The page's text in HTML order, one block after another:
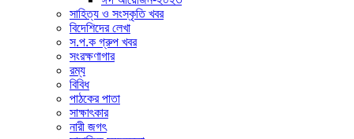
সাহিত্য ও সংস্কৃতি খবর
বিদেশিদের লেখা
স.প.ক গ্রুপ খবর
সংরক্ষণাগার
রম্য
বিবিধ
পাঠকের পাতা
সাক্ষাৎকার
নারী জগৎ